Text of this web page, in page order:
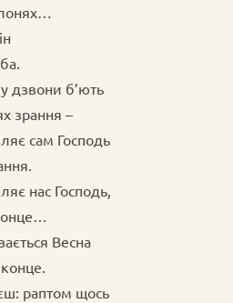
дзвони б’ють
зрання –
сам Господь
нас Господь,
Весна
раптом щось